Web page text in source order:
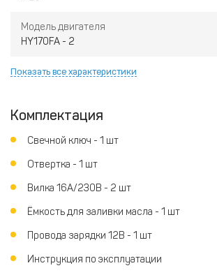
Модель двигателя
HY170FA - 2
Показать все характеристики
Комплектация
Свечной ключ - 1 шт
Отвертка - 1 шт
Вилка 16А/230В - 2 шт
Ёмкость для заливки масла - 1 шт
Провода зарядки 12В - 1 шт
Инструкция по эксплуатации